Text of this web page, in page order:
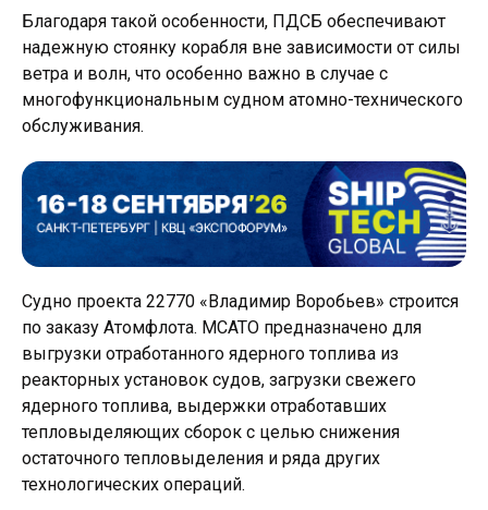
Благодаря такой особенности, ПДСБ обеспечивают
надежную стоянку корабля вне зависимости от силы
ветра и волн, что особенно важно в случае с
многофункциональным судном атомно-технического
обслуживания.
Судно проекта 22770 «Владимир Воробьев» строится
по заказу Атомфлота. МСАТО предназначено для
выгрузки отработанного ядерного топлива из
реакторных установок судов, загрузки свежего
ядерного топлива, выдержки отработавших
тепловыделяющих сборок с целью снижения
остаточного тепловыделения и ряда других
технологических операций.